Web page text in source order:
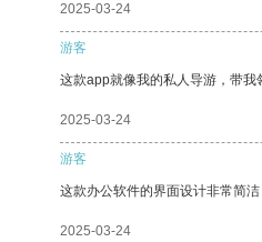
2025-03-24
游客
这款app就像我的私人导游，带我
2025-03-24
游客
这款办公软件的界面设计非常简
2025-03-24